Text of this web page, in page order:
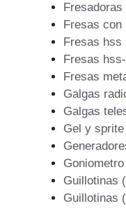
Fresas con
Fresas hss
Fresas
Fresas
Galgas
Galgas
Gel y
Goniometro
Guillotinas
Guillotinas